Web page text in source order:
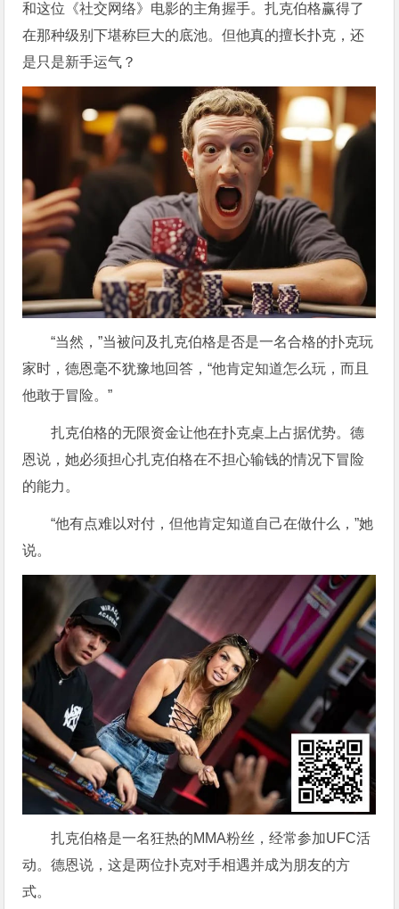
和这位《社交网络》电影的主角握手。扎克伯格赢得了
在那种级别下堪称巨大的底池。但他真的擅长扑克，还
是只是新手运气？
“当然，”当被问及扎克伯格是否是一名合格的扑克玩
家时，德恩毫不犹豫地回答，“他肯定知道怎么玩，而且
他敢于冒险。”
扎克伯格的无限资金让他在扑克桌上占据优势。德
恩说，她必须担心扎克伯格在不担心输钱的情况下冒险
的能力。
“他有点难以对付，但他肯定知道自己在做什么，”她
说。
扎克伯格是一名狂热的MMA粉丝，经常参加UFC活
动。德恩说，这是两位扑克对手相遇并成为朋友的方
式。